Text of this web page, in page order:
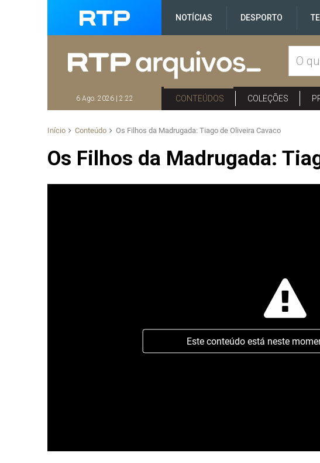
NOTÍCIAS DESPORTO
6 Ago. 2026 | 2:22 CONTEÚDOS COLEÇÕES
Início Conteúdo Os Filhos da Madrugada: Tiago de Oliveira Cavaco
Os Filhos da Madrugada:
Este conteúdo está neste